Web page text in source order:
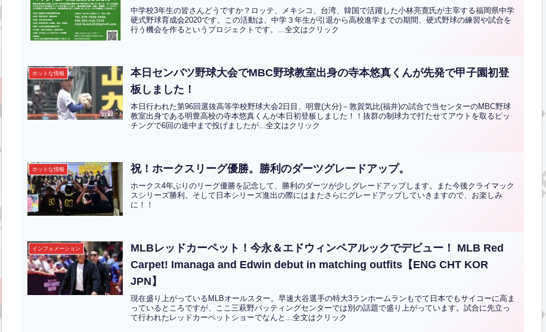
中学校3年生の皆さんどうですか？ロッテ、メキシコ、台湾、韓国で活躍した小林亮寛氏が主宰する福岡県中学
硬式野球育成会2020です。この活動は、中学３年生が引退から高校進学までの期間、硬式野球の練習や試合を
行う機会を作るというプロジェクトです。...全文はクリック
ホットな情報
本日センバツ野球大会でMBC野球教室出身の寺本悠真くんが先発で甲子園初登
板しました！
本日行われた第96回選抜高等学校野球大会2日目、明豊(大分)－敦賀気比(福井)の試合で当センターのMBC野球
教室出身である明豊高校の寺本悠真くんが本日初登板しました！！抜群の制球力で打たせてアウトを取るピッ
チングで6回の途中まで投げましたが...全文はクリック
ホットな情報 祝！ホークスリーグ優勝。勝利のダーツグレードアップ。
ホークス4年ぶりのリーグ優勝を記念して、勝利のダーツが少しグレードアップします。また今後クライマック
スシリーズ勝利。そして日本シリーズ進出の際にはまたさらにグレードアップしていきますので、お楽しみ
に！！
インフォメーション
MLBレッドカーペット！今永＆エドウィンペアルックでデビュー！ MLB Red
Carpet! Imanaga and Edwin debut in matching outfits【ENG CHT KOR
JPN】
現在盛り上がっているMLBオールスター。早速大谷選手の特大3ランホームランもでて日本でもサイコーに高ま
っているところですが、ここ三萩野バッティングセンターでは別の話題で盛り上がっています。試合に先立っ
て行われたレッドカーペットショーでなんと...全文はクリック